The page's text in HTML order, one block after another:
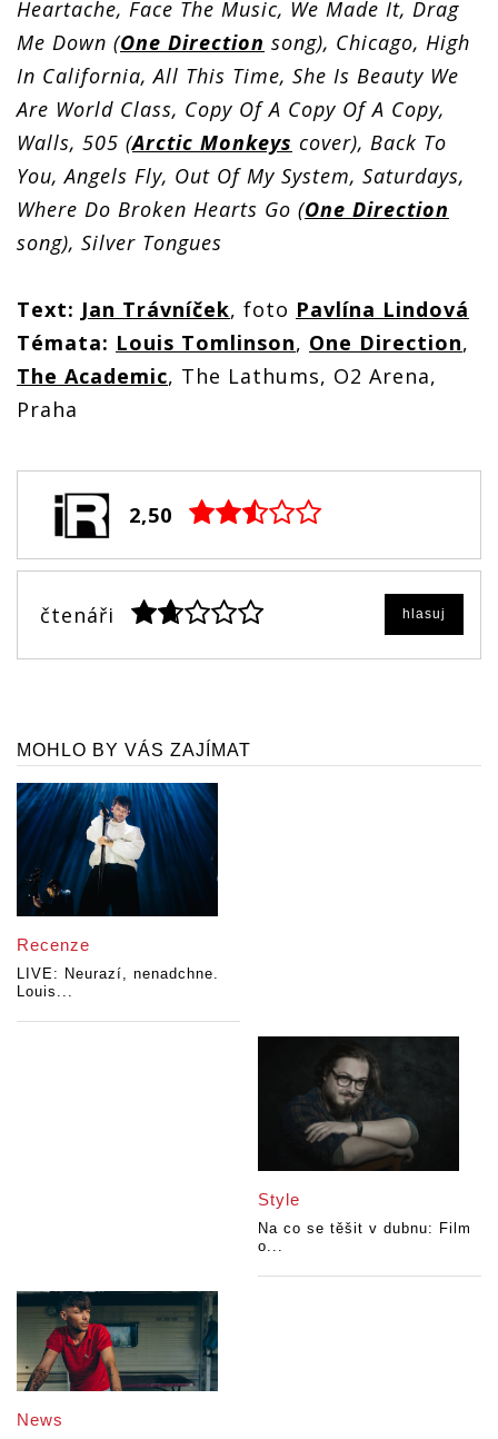
Heartache, Face The Music, We Made It, Drag
Me Down (One Direction song), Chicago, High
In California, All This Time, She Is Beauty We
Are World Class, Copy Of A Copy Of A Copy,
Walls, 505 (Arctic Monkeys cover), Back To
You, Angels Fly, Out Of My System, Saturdays,
Where Do Broken Hearts Go (One Direction
song), Silver Tongues
Text: Jan Trávníček, foto Pavlína Lindová
Témata: Louis Tomlinson, One Direction,
The Academic, The Lathums, O2 Arena,
Praha
2,50
čtenáři hlasuj
MOHLO BY VÁS ZAJÍMAT
Recenze
LIVE: Neurazí, nenadchne.
Louis...
Style
Na co se těšit v dubnu: Film
o...
News